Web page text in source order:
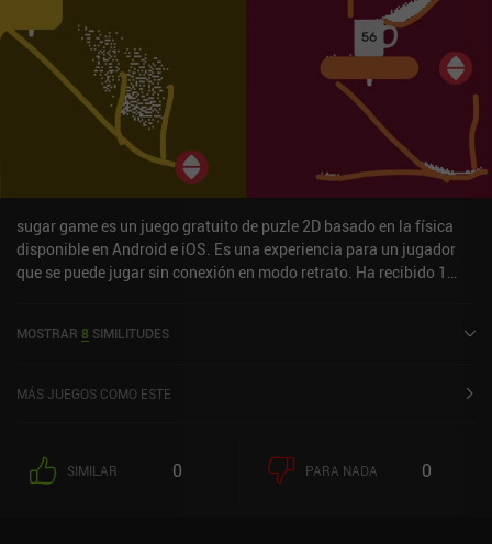
sugar game es un juego gratuito de puzle 2D basado en la física
disponible en Android e iOS. Es una experiencia para un jugador
que se puede jugar sin conexión en modo retrato. Ha recibido 1
sobre 5,0 en Google Play y de 4,3 sobre 5,0 en la App Store de iOS.
MOSTRAR 8 SIMILITUDES
MÁS JUEGOS COMO ESTE
SIMILAR 0 PARA NADA 0